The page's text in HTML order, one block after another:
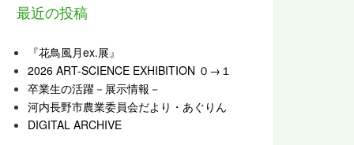
最近の投稿
『花鳥風月ex.展』
2026 ART-SCIENCE EXHIBITION ０→１
卒業生の活躍－展示情報－
河内長野市農業委員会だより・あぐりん
DIGITAL ARCHIVE